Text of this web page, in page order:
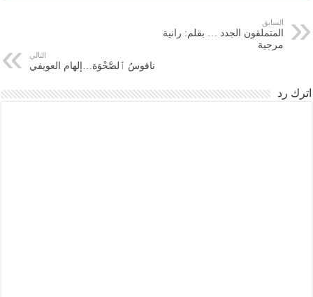
السابق
المتملقون الجدد … بقلم: رانية
مرجية
التالي
ناقوسُ ٱلصَّحْوَة…إلهام العويفي
اترك رد